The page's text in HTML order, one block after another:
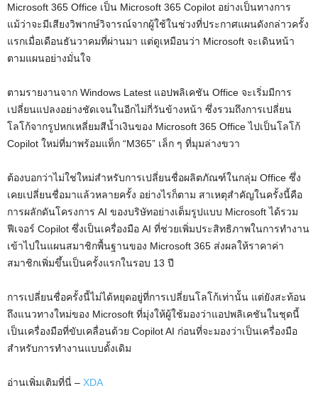
Microsoft 365 Office เป็น Microsoft 365 Copilot อย่างเป็นทางการ
แม้ว่าจะมีเสียงวิพากษ์วิจารณ์จากผู้ใช้ในช่วงที่ประกาศแผนดังกล่าวครั้ง
แรกเมื่อเดือนธันวาคมที่ผ่านมา แต่ดูเหมือนว่า Microsoft จะเดินหน้า
ตามแผนอย่างมั่นใจ
ตามรายงานจาก Windows Latest แอปพลิเคชัน Office จะเริ่มมีการ
เปลี่ยนแปลงอย่างชัดเจนในอีกไม่กี่วันข้างหน้า ซึ่งรวมถึงการเปลี่ยน
โลโก้จากรูปหกเหลี่ยมสีน้ำเงินของ Microsoft 365 Office ไปเป็นโลโก้
Copilot ใหม่ที่มาพร้อมแท็ก “M365” เล็ก ๆ ที่มุมล่างขวา
ต้องบอกว่าไม่ใช่ใหม่สำหรับการเปลี่ยนชื่อผลิตภัณฑ์ในกลุ่ม Office ซึ่ง
เคยเปลี่ยนชื่อมาแล้วหลายครั้ง อย่างไรก็ตาม สาเหตุสำคัญในครั้งนี้คือ
การผลักดันโครงการ AI ของบริษัทอย่างเต็มรูปแบบ Microsoft ได้รวม
ฟีเจอร์ Copilot ซึ่งเป็นเครื่องมือ AI ที่ช่วยเพิ่มประสิทธิภาพในการทำงาน
เข้าไปในแผนสมาชิกพื้นฐานของ Microsoft 365 ส่งผลให้ราคาค่า
สมาชิกเพิ่มขึ้นเป็นครั้งแรกในรอบ 13 ปี
การเปลี่ยนชื่อครั้งนี้ไม่ได้หยุดอยู่ที่การเปลี่ยนโลโก้เท่านั้น แต่ยังสะท้อน
ถึงแนวทางใหม่ของ Microsoft ที่มุ่งให้ผู้ใช้มองว่าแอปพลิเคชันในชุดนี้
เป็นเครื่องมือที่ขับเคลื่อนด้วย Copilot AI ก่อนที่จะมองว่าเป็นเครื่องมือ
สำหรับการทำงานแบบดั้งเดิม
อ่านเพิ่มเติมที่นี่ – XDA